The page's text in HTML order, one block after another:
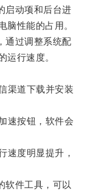
动项和后台进
脑性能的占用。
过调整系统配
运行速度。
道下载并安装
按钮，软件会
度明显提升，
件工具，可以